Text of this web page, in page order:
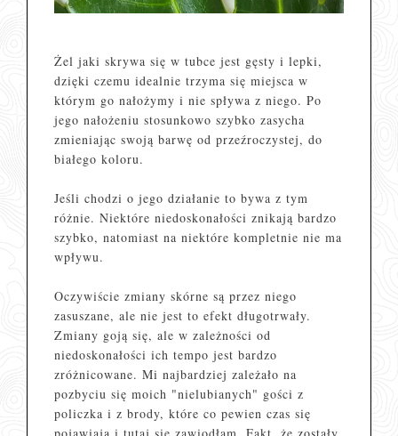
Żel jaki skrywa się w tubce jest gęsty i lepki,
dzięki czemu idealnie trzyma się miejsca w
którym go nałożymy i nie spływa z niego. Po
jego nałożeniu stosunkowo szybko zasycha
zmieniając swoją barwę od przeźroczystej, do
białego koloru.
Jeśli chodzi o jego działanie to bywa z tym
różnie. Niektóre niedoskonałości znikają bardzo
szybko, natomiast na niektóre kompletnie nie ma
wpływu.
Oczywiście zmiany skórne są przez niego
zasuszane, ale nie jest to efekt długotrwały.
Zmiany goją się, ale w zależności od
niedoskonałości ich tempo jest bardzo
zróżnicowane. Mi najbardziej zależało na
pozbyciu się moich "nielubianych" gości z
policzka i z brody, które co pewien czas się
pojawiają i tutaj się zawiodłam. Fakt, że zostały